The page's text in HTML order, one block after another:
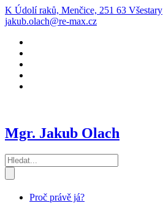
K Údolí raků, Menčice, 251 63 Všestary
jakub.olach@re-max.cz
Mgr. Jakub Olach
Proč právě já?